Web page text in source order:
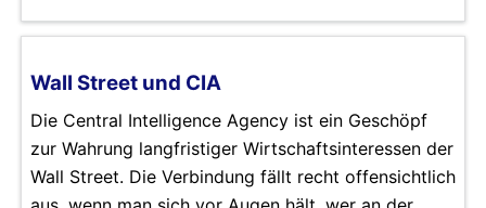
Wall Street und CIA
Die Central Intelligence Agency ist ein Geschöpf
zur Wahrung langfristiger Wirtschaftsinteressen der
Wall Street. Die Verbindung fällt recht offensichtlich